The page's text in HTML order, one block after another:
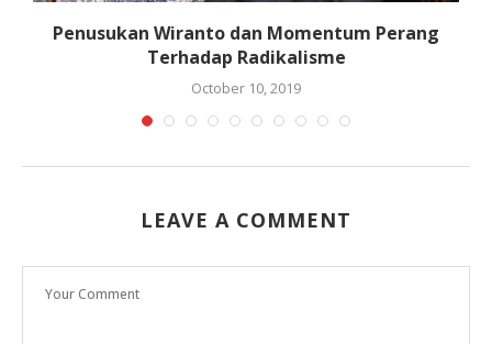
Penusukan Wiranto dan Momentum Perang
Terhadap Radikalisme
October 10, 2019
LEAVE A COMMENT